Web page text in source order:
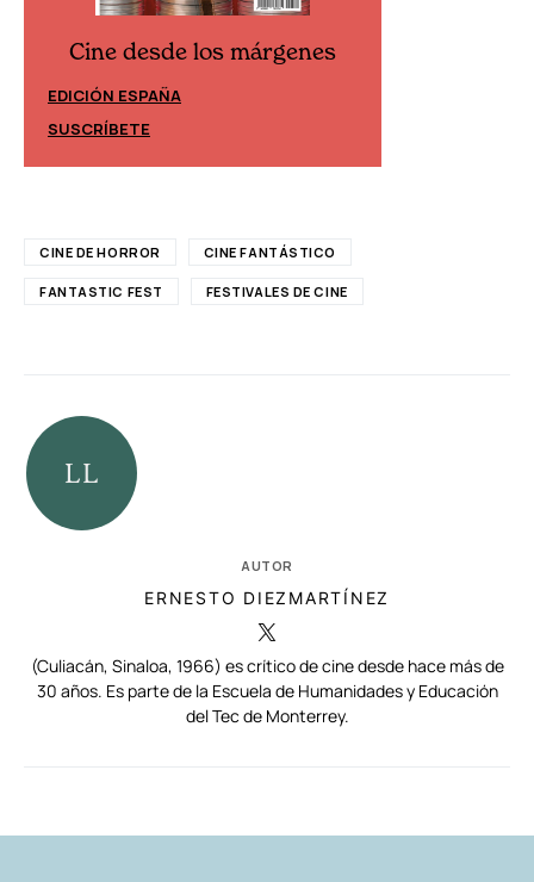
Cine desde los márgenes
EDICIÓN ESPAÑA
SUSCRÍBETE
CINE DE HORROR CINE FANTÁSTICO
FANTASTIC FEST FESTIVALES DE CINE
AUTOR
ERNESTO DIEZMARTÍNEZ
(Culiacán, Sinaloa, 1966) es crítico de cine desde hace más de
30 años. Es parte de la Escuela de Humanidades y Educación
del Tec de Monterrey.